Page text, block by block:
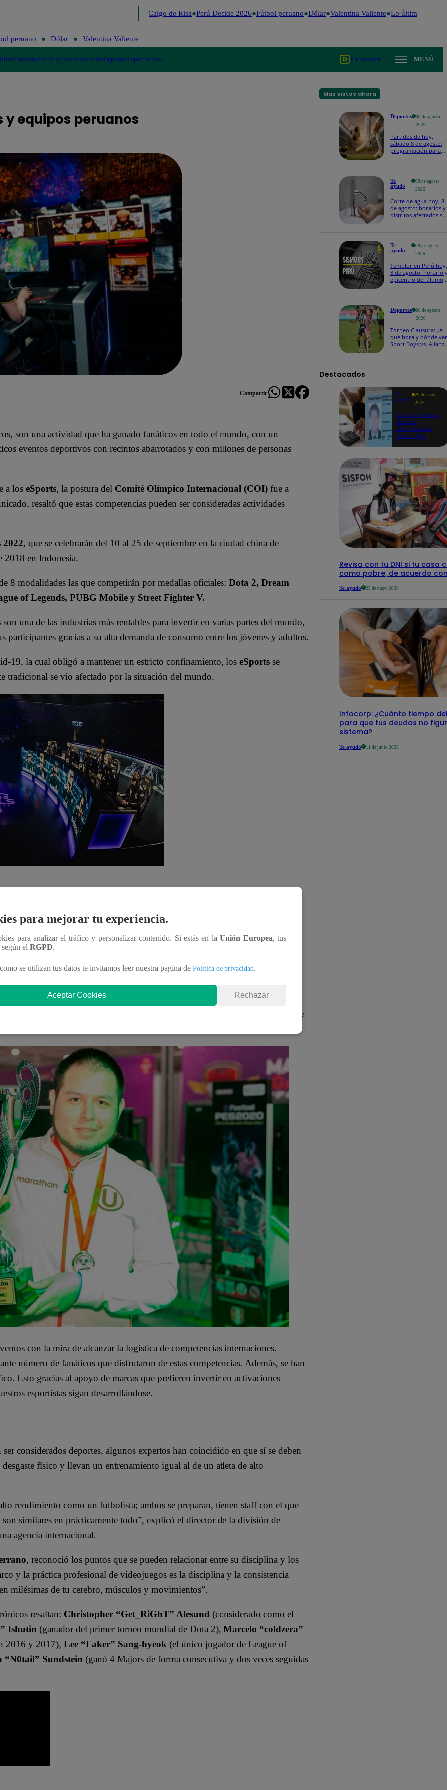
Me Caigo de Risa Perú Decide 2026 Fútbol peruano Dólar Valentina Valiente Lo último
peruano Dólar Valentina Valiente
LimaMundoTe ayudoTendenciasDeportesEspectáculos TV en vivo MENÚ
y equipos peruanos
Compartir
son una actividad que ha ganado fanáticos en todo el mundo, con un
eventos deportivos con recintos abarrotados y con millones de personas
a los eSports, la postura del Comité Olímpico Internacional (COI) fue a
resaltó que estas competencias pueden ser consideradas actividades
2022, que se celebrarán del 10 al 25 de septiembre en la ciudad china de
2018 en Indonesia.
8 modalidades las que competirán por medallas oficiales: Dota 2, Dream
of Legends, PUBG Mobile y Street Fighter V.
son una de las industrias más rentables para invertir en varias partes del mundo,
participantes gracias a su alta demanda de consumo entre los jóvenes y adultos.
19, la cual obligó a mantener un estricto confinamiento, los eSports se
tradicional se vio afectado por la situación del mundo.
mundo de los videojuegos. Actualmente contamos con un grupo de
un nombre en distintas competencias internacionales.
en Latinoamérica en clasificar a un evento organizado por la empresa
es
y
con la mira de alcanzar la logística de competencias internaciones.
número de fanáticos que disfrutaron de estas competencias. Además, se han
Esto gracias al apoyo de marcas que prefieren invertir en activaciones
esportistas sigan desarrollándose.
ser considerados deportes, algunos expertos han coincidido en que sí se deben
físico y llevan un entrenamiento igual al de un atleta de alto
rendimiento como un futbolista; ambos se preparan, tienen staff con el que
similares en prácticamente todo”, explicó el director de la división de
agencia internacional.
, reconoció los puntos que se pueden relacionar entre su disciplina y los
y la práctica profesional de videojuegos es la disciplina y la consistencia
milésimas de tu cerebro, músculos y movimientos”.
resaltan: Christopher “Get_RiGhT” Alesund (considerado como el
Ishutin (ganador del primer torneo mundial de Dota 2), Marcelo “coldzera”
2016 y 2017), Lee “Faker” Sang-hyeok (el único jugador de League of
“N0tail” Sundstein (ganó 4 Majors de forma consecutiva y dos veces seguidas
Más vistos ahora
Deportes
08 de agosto
2026
Partidos de hoy,
sábado 8 de agosto:
programación para
Te
ayudo
08 de agosto
2026
Corte de agua hoy, 8
de agosto: horarios y
distritos afectados sin
Te
ayudo
08 de agosto
2026
Temblor en Perú hoy,
8 de agosto: horario y
epicentro del último
Deportes
08 de agosto
2026
Torneo Clausura: ¿A
qué hora y dónde ver
Sport Boys vs. Alianza
Destacados
Te
ayudo
26 de mayo
2025
Revisa si tienes
deudas
consultando
con tu DNI:
detalles
Revisa con tu DNI si tu casa
como pobre, de acuerdo
Te ayudo 25 de mayo 2026
Infocorp: ¿Cuánto tiempo
para que tus deudas no
sistema?
Te ayudo 11 de junio 2025
para mejorar tu experiencia.
para analizar el tráfico y personalizar contenido. Si estás en laUnión Europea, tus
según el RGPD.
se utilizan tus datos te invitamos leer nuestra pagina de Política de privacidad.
Aceptar Cookies Rechazar